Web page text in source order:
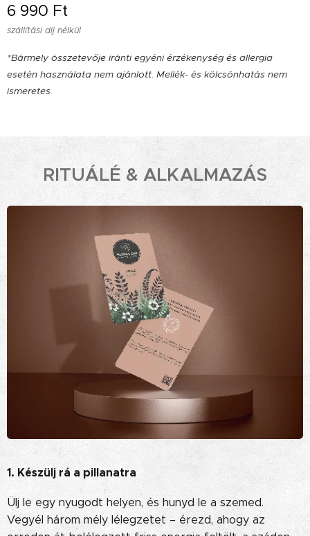
6 990 Ft
szállítási díj nélkül
*Bármely összetevője iránti egyéni érzékenység és allergia
esetén használata nem ajánlott. Mellék- és kölcsönhatás nem
ismeretes.
RITUÁLÉ& ALKALMAZÁS
1. Készülj rá a pillanatra
Ülj le egy nyugodt helyen, és hunyd le a szemed.
Vegyél három mély lélegzetet – érezd, ahogy az